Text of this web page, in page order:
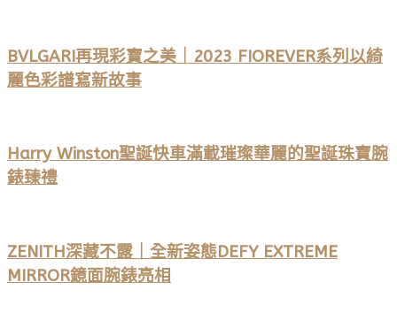
BVLGARI再現彩寶之美｜2023 FIOREVER系列以綺
麗色彩譜寫新故事
Harry Winston聖誕快車滿載璀璨華麗的聖誕珠寶腕
錶臻禮
ZENITH深藏不露｜全新姿態DEFY EXTREME
MIRROR鏡面腕錶亮相